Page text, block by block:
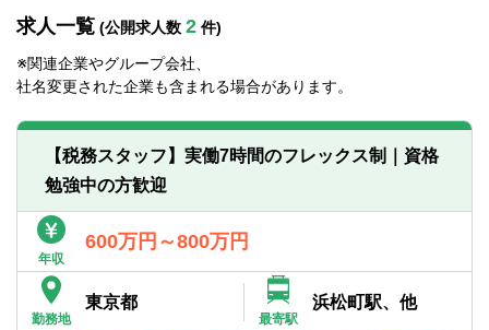
USCPA（米国公認会計士）の求人
女性会計士の転職
個別転職相談会・セミナー
転職お役立ち情報
求人一覧 (公開求人数 2 件)
※関連企業やグループ会社、
社名変更された企業も含まれる場合があります。
【税務スタッフ】実働7時間のフレックス制｜資格
勉強中の方歓迎
年収
600万円～800万円
勤務地
東京都
最寄駅
浜松町駅、他